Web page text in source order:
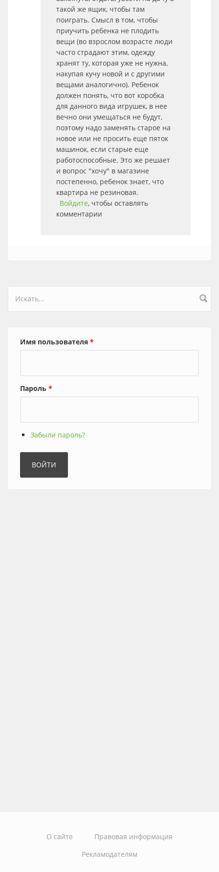
такой же ящик, чтобы там
поиграть. Смысл в том, чтобы
приучить ребенка не плодить
вещи (во взрослом возрасте люди
часто страдают этим, одежду
хранят ту, которая уже не нужна,
накупая кучу новой и с другими
вещами аналогично). Ребенок
должен понять, что вот коробка
для данного вида игрушек, в нее
вечно они умещаться не будут,
поэтому надо заменять старое на
новое или не просить еще пяток
машинок, если старые еще
работоспособные. Это же решает
и вопрос "хочу" в магазине
постепенно, ребенок знает, что
квартира не резиновая.
Войдите, чтобы оставлять
комментарии
Форма поиска
Имя пользователя *
Пароль *
Забыли пароль?
О сайте
Правовая информация
Рекламодателям